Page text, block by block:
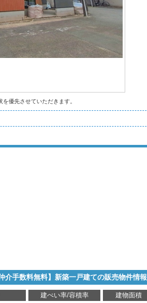
優先させていただきます。
介手数料無料】新築一戸建ての販売物件情報
建ぺい率/容積率 建物面積